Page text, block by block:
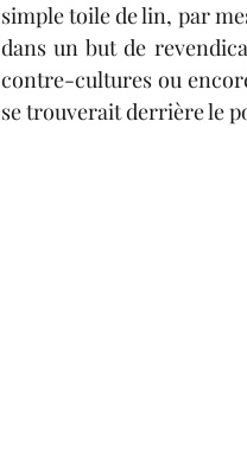
simple toile de lin, par
dans un but de
contre-cultures ou
se trouverait derrière le